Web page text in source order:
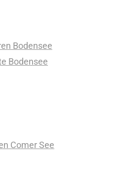
Bodensee
Bodensee
Comer See